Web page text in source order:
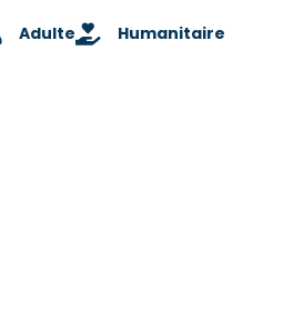
Adulte Humanitaire